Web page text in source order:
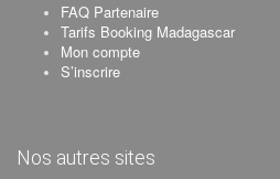
FAQ Partenaire
Tarifs Booking Madagascar
Mon compte
S’inscrire
Nos autres sites